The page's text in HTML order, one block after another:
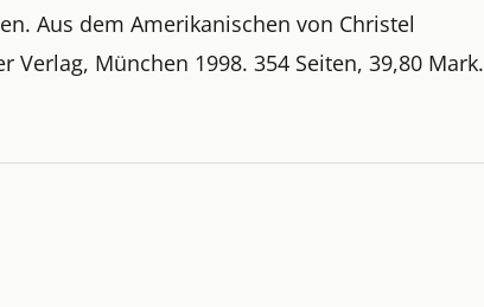
Aus dem Amerikanischen von Christel
Verlag, München 1998. 354 Seiten, 39,80 Mark.